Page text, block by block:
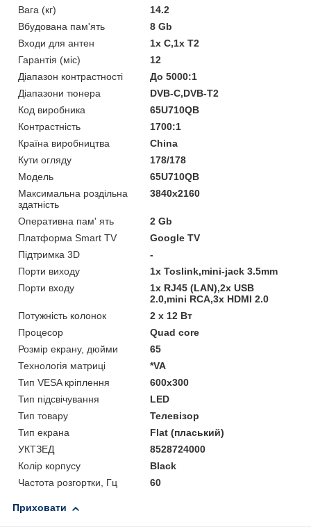
Вага (кг)
14.2
Вбудована пам'ять
8 Gb
Входи для антен
1x C,1x T2
Гарантія (міс)
12
Діапазон контрастності
До 5000:1
Діапазони тюнера
DVB-C,DVB-T2
Код виробника
65U710QB
Контрастність
1700:1
Країна виробництва
China
Кути огляду
178/178
Мoдель
65U710QB
Максимальна роздільна
здатність
3840х2160
Оперативна пам' ять
2 Gb
Платформа Smart TV
Google TV
Підтримка 3D
-
Порти виходу
1x Toslink,mini-jack 3.5mm
Порти входу
1x RJ45 (LAN),2x USB
2.0,mini RCA,3x HDMI 2.0
Потужність колонок
2 x 12 Вт
Процесор
Quad core
Розмір екрану, дюйми
65
Технологія матриці
*VA
Тип VESA кріплення
600x300
Тип підсвічування
LED
Тип товару
Телевізор
Тип екрана
Flat (пласький)
УКТЗЕД
8528724000
Колір корпусу
Black
Частота розгортки, Гц
60
Приховати